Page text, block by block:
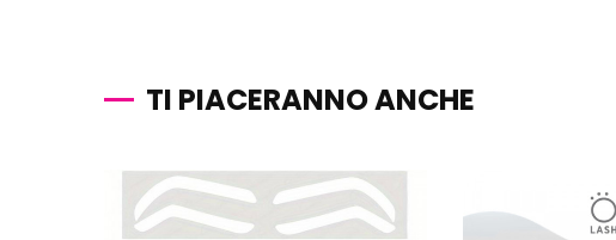
TI PIACERANNO ANCHE